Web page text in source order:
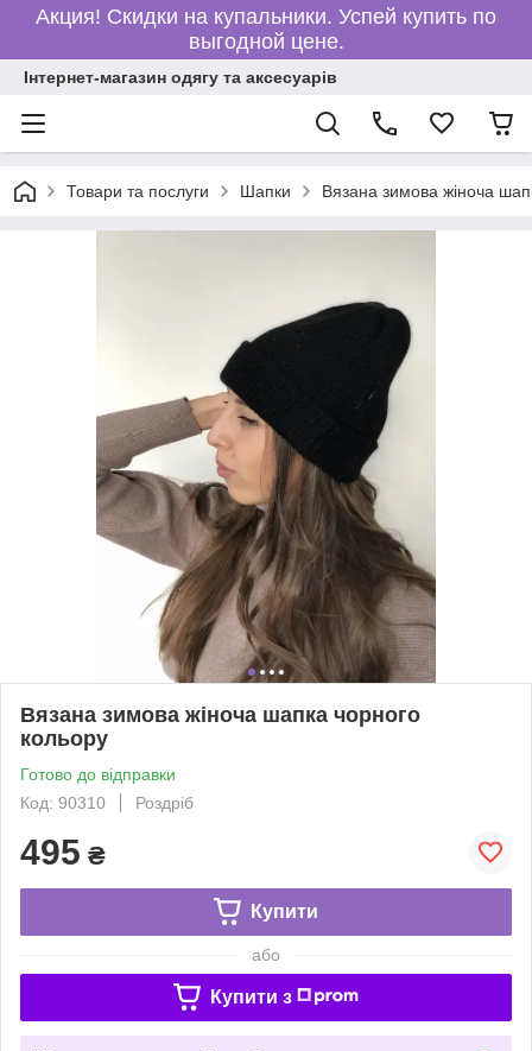
Акция! Скидки на купальники. Успей купить по
выгодной цене.
Інтернет-магазин одягу та аксесуарів
Товари та послуги Шапки Вязана зимова жіноча
Вязана зимова жіноча шапка чорного
кольору
Готово до відправки
Код: 90310
Роздріб
495 ₴
Купити
або
Купити з